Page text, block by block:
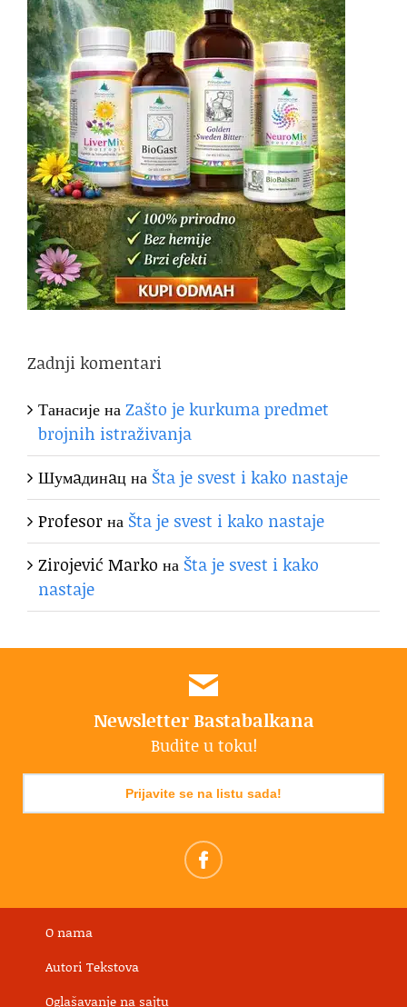
Zadnji komentari
ТанасијенаZašto je kurkuma predmet
brojnih istraživanja
Шумaдинaцна Šta je svest i kako nastaje
Profesorна Šta je svest i kako nastaje
Zirojević Marko на Šta je svest i kako
nastaje
Newsletter Bastabalkana
Budite u toku!
Prijavite se na listu sada!
O nama
Autori Tekstova
Oglašavanje na sajtu